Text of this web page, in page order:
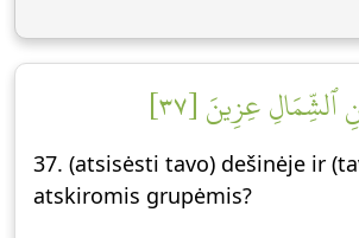
عِزِينَ [٣٧]
37. (atsisėsti tavo) dešinėje ir
atskiromis grupėmis?